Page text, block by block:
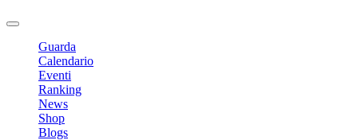
Guarda
Calendario
Eventi
Ranking
News
Shop
Blogs